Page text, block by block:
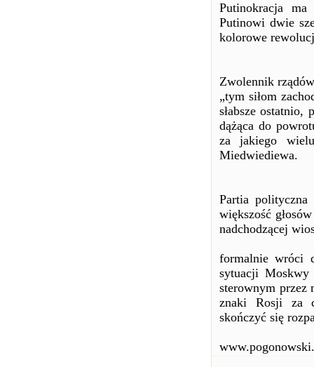
Putinokracja
Putinowi dwie
kolorowe
Zwolennik
„tym siłom
słabsze
dążąca do
za jakiego
Miedwiediewa.
Partia polityczna
większość
nadchodzącej
formalnie wróci
sytuacji
sterownym przez
znaki Rosji za
skończyć się